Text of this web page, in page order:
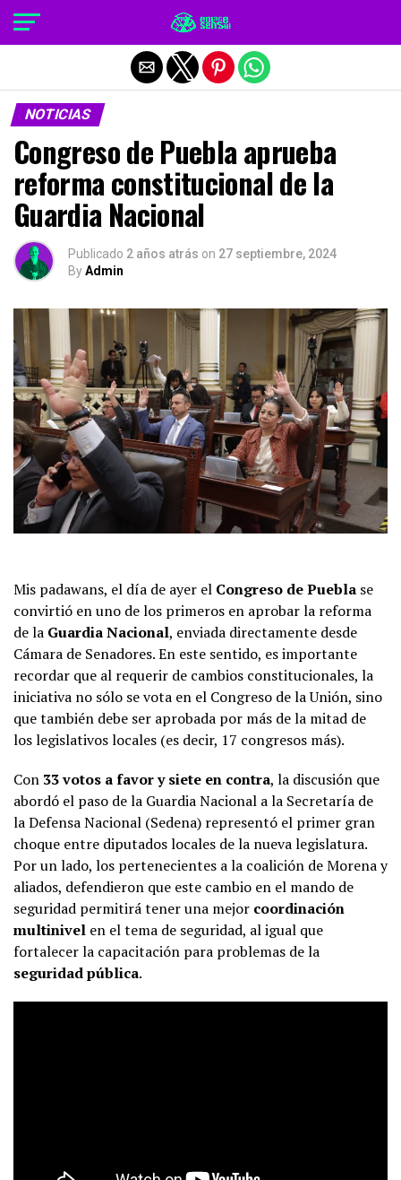
NOTICIAS
Congreso de Puebla aprueba
reforma constitucional de la
Guardia Nacional
Publicado 2 años atrás on 27 septiembre, 2024
ByAdmin
Mis padawans, el día de ayer el Congreso de Puebla se
convirtió en uno de los primeros en aprobar la reforma
de la Guardia Nacional, enviada directamente desde
Cámara de Senadores. En este sentido, es importante
recordar que al requerir de cambios constitucionales, la
iniciativa no sólo se vota en el Congreso de la Unión, sino
que también debe ser aprobada por más de la mitad de
los legislativos locales (es decir, 17 congresos más).
Con 33 votos a favor y siete en contra, la discusión que
abordó el paso de la Guardia Nacional a la Secretaría de
la Defensa Nacional (Sedena) representó el primer gran
choque entre diputados locales de la nueva legislatura.
Por un lado, los pertenecientes a la coalición de Morena y
aliados, defendieron que este cambio en el mando de
seguridad permitirá tener una mejor coordinación
multinivel en el tema de seguridad, al igual que
fortalecer la capacitación para problemas de la
seguridad pública.
Salir de la versión móvil